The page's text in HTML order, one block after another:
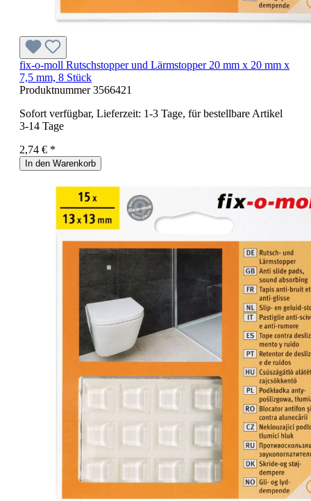
fix-o-moll Rutschstopper und Lärmstopper 20 mm x 20 mm x
7,5 mm, 8 Stück
Produktnummer3566421
Sofort verfügbar, Lieferzeit: 1-3 Tage, für bestellbare Artikel
3-14 Tage
2,74 € *
In den Warenkorb